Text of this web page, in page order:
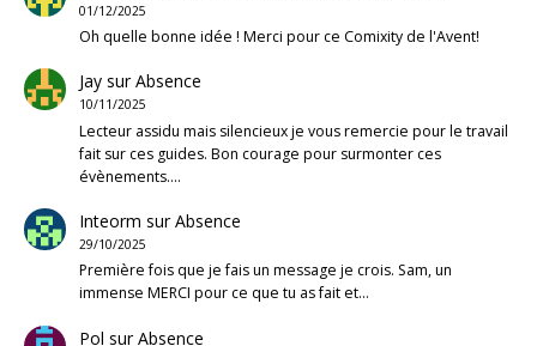
01/12/2025
Oh quelle bonne idée ! Merci pour ce Comixity de l'Avent!
JaysurAbsence
10/11/2025
Lecteur assidu mais silencieux je vous remercie pour le travail
fait sur ces guides. Bon courage pour surmonter ces
évènements.…
Inteorm surAbsence
29/10/2025
Première fois que je fais un message je crois. Sam, un
immense MERCI pour ce que tu as fait et…
Pol surAbsence